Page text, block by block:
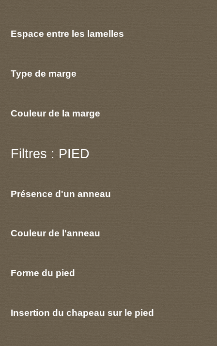
Espace entre les lamelles
Type de marge
Couleur de la marge
Filtres : PIED
Présence d'un anneau
Couleur de l'anneau
Forme du pied
Insertion du chapeau sur le pied